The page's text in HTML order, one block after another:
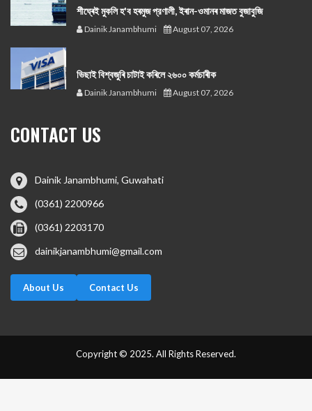
শীঘ্ৰেই মুকলি হ'ব হৰমুজ প্রণালী, ইৰান-ওমানৰ মাজত বুজাবুজি
Dainik Janambhumi August 07, 2026
ভিছাই বিশ্বজুৰি চাটাই কৰিলে ২৬০০ কৰ্মচাৰীক
Dainik Janambhumi August 07, 2026
CONTACT US
Dainik Janambhumi, Guwahati
(0361) 2200966
(0361) 2203170
dainikjanambhumi@gmail.com
About Us Contact Us
Copyright © 2025. All Rights Reserved.